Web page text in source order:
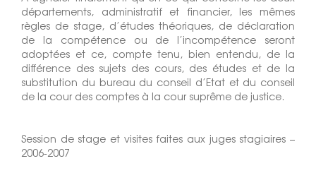
départements, administratif et financier, les mêmes
règles de stage, d’études théoriques, de déclaration
de la compétence ou de l’incompétence seront
adoptées et ce, compte tenu, bien entendu, de la
différence des sujets des cours, des études et de la
substitution du bureau du conseil d’Etat et du conseil
de la cour des comptes à la cour suprême de justice.
Session de stage et visites faites aux juges stagiaires –
2006-2007